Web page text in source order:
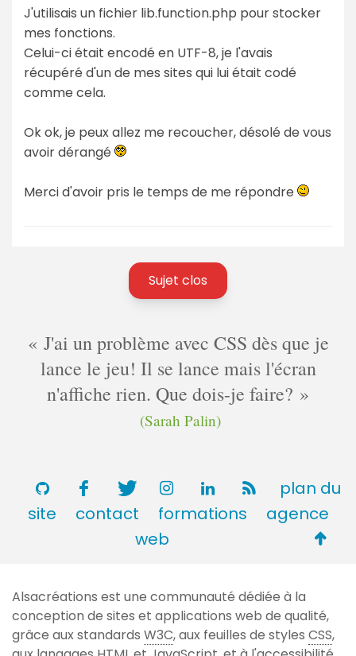
J'utilisais un fichier lib.function.php pour stocker
mes fonctions.
Celui-ci était encodé en UTF-8, je l'avais
récupéré d'un de mes sites qui lui était codé
comme cela.
Ok ok, je peux allez me recoucher, désolé de vous
avoir dérangé
Merci d'avoir pris le temps de me répondre
Sujet clos
J'ai un problème avec CSS dès que je
lance le jeu! Il se lance mais l'écran
n'affiche rien. Que dois-je faire?
(Sarah Palin)
plan du
site
contact formations
agence
web
de
page
Alsacréations est une communauté dédiée à la
conception de sites et applications web de qualité,
grâce aux standards W3C, aux feuilles de styles CSS,